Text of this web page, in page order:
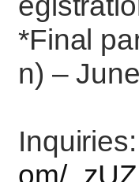
*Final
n) –
om/